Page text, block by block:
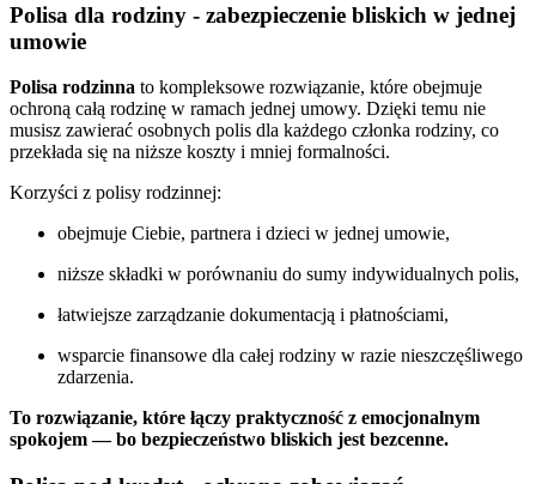
Polisa dla rodziny - zabezpieczenie bliskich w jednej
umowie
Polisa rodzinna to kompleksowe rozwiązanie, które obejmuje
ochroną całą rodzinę w ramach jednej umowy. Dzięki temu nie
musisz zawierać osobnych polis dla każdego członka rodziny, co
przekłada się na niższe koszty i mniej formalności.
Korzyści z polisy rodzinnej:
obejmuje Ciebie, partnera i dzieci w jednej umowie,
niższe składki w porównaniu do sumy indywidualnych polis,
łatwiejsze zarządzanie dokumentacją i płatnościami,
wsparcie finansowe dla całej rodziny w razie nieszczęśliwego
zdarzenia.
To rozwiązanie, które łączy praktyczność z emocjonalnym
spokojem — bo bezpieczeństwo bliskich jest bezcenne.